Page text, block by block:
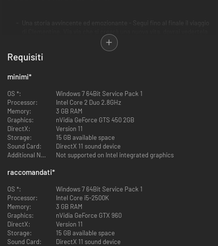
Una storia avvincente ed emozionante - Segui fino al finale il viaggio
con nuovi tipi di decisioni e gestirne le conseguenze, sotto gli occhi
di AJ, che imparerà da ogni cosa che fai.
Più controllo, più tensione: un nuovo sistema di visuale alle spalle,
combattimento senza copione rendono palpabile la tensione di un
The Walking Dead con un livello di coinvolgimento mai provato.
Un nuovo strepitoso stile visivo - L'innovativo stile Graphic Black
ricrea sullo schermo l'inconfondibile segno del premiato fumetto di
culto di Eisner portando alla vita il mondo di The Walking Dead come
mai prima.
Requisiti
minimi*
OS *:
Windows 7 64Bit Service Pack 1
Processor:
Intel Core 2 Duo 2.8GHz
Memory:
3 GB RAM
Graphics:
nVidia GeForce GTS 450 2GB
DirectX:
Version 11
Storage:
15 GB available space
Sound Card:
DirectX 11 sound device
Additional Notes:
Not supported on Intel integrated graphics
raccomandati*
OS *:
Windows 7 64Bit Service Pack 1
Processor:
Intel Core i5-2500K
Memory:
3 GB RAM
Graphics:
nVidia GeForce GTX 960
DirectX:
Version 11
Storage:
15 GB available space
Sound Card:
DirectX 11 sound device